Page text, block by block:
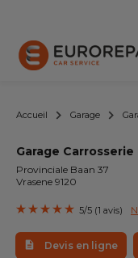
Prendre un
Devis en ligne
Notre enseigne
Accueil Garage
Garage Carrosserie
Provinciale Baan 37
Vrasene 9120
5/5 (1 avis)
Devis en ligne